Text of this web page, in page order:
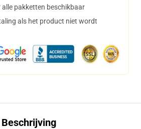
pakketten beschikbaar
als het product niet wordt
Beschrijving